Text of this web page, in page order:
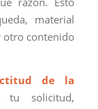
material
otro contenido
de la
solicitud,